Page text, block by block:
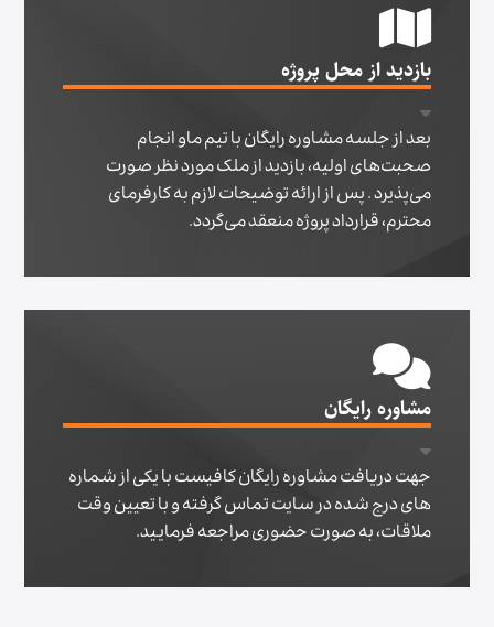
بازدید از محل پروژه
بعد از جلسه مشاوره رایگان با تیم ماو انجام
صحبت‌های اولیه، بازدید از ملک مورد نظر صورت
می‌پذیرد . پس از ارائه توضیحات لازم به کارفرمای
محترم، قرارداد پروژه منعقد می‌گردد.
مشاوره رایگان
جهت دریافت مشاوره رایگان کافیست با یکی از شماره
های درج شده در سایت تماس گرفته و با تعیین وقت
ملاقات، به صورت حضوری مراجعه فرمایید.